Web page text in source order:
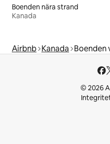
Boenden nära strand
Kanada
Airbnb Kanada Boenden
© 2026